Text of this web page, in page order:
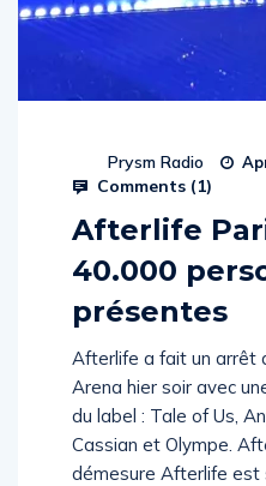
Prysm Radio
Comments (1)
Afterlife
40.000
présentes
Afterlife a fait un arrêt
Arena hier soir avec
du label : Tale of Us,
Cassian et Olympe.
démesure Afterlife est